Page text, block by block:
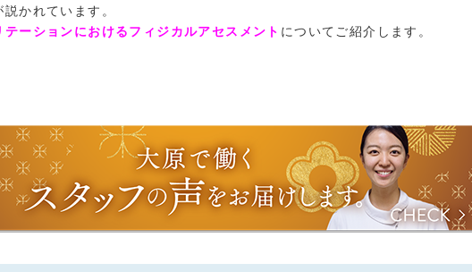
かれています。
テーションにおけるフィジカルアセスメント についてご紹介します。